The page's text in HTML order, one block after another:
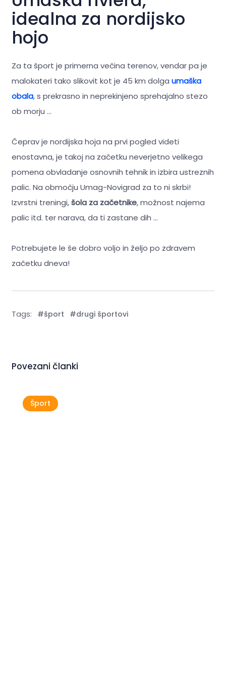
idealna za nordijsko
hojo
Za ta šport je primerna večina terenov, vendar pa je
malokateri tako slikovit kot je 45 km dolga umaška
obala, s prekrasno in neprekinjeno sprehajalno stezo
ob morju …
Čeprav je nordijska hoja na prvi pogled videti
enostavna, je takoj na začetku neverjetno velikega
pomena obvladanje osnovnih tehnik in izbira ustreznih
palic. Na območju Umag-Novigrad za to ni skrbi!
Izvrstni treningi,šola za začetnike, možnost najema
palic itd. ter narava, da ti zastane dih …
Potrebujete le še dobro voljo in željo po zdravem
začetku dneva!
Tags: #šport #drugi športovi
Povezani članki
Šport